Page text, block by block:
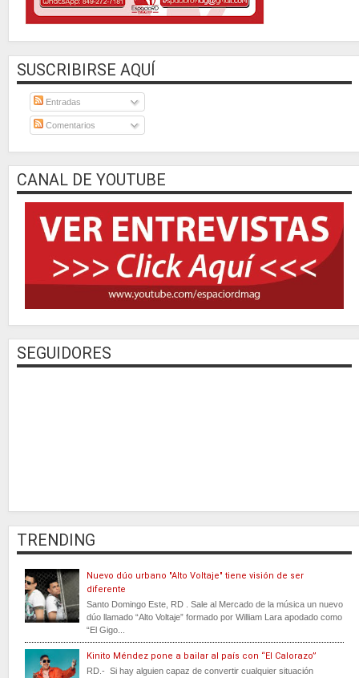
SUSCRIBIRSE AQUÍ
Entradas
Comentarios
CANAL DE YOUTUBE
SEGUIDORES
TRENDING
Nuevo dúo urbano "Alto Voltaje" tiene visión de ser
diferente
Santo Domingo Este, RD . Sale al Mercado de la música un nuevo
dúo llamado “Alto Voltaje” formado por William Lara apodado como
“El Gigo...
Kinito Méndez pone a bailar al país con “El Calorazo”
RD.- Si hay alguien capaz de convertir cualquier situación